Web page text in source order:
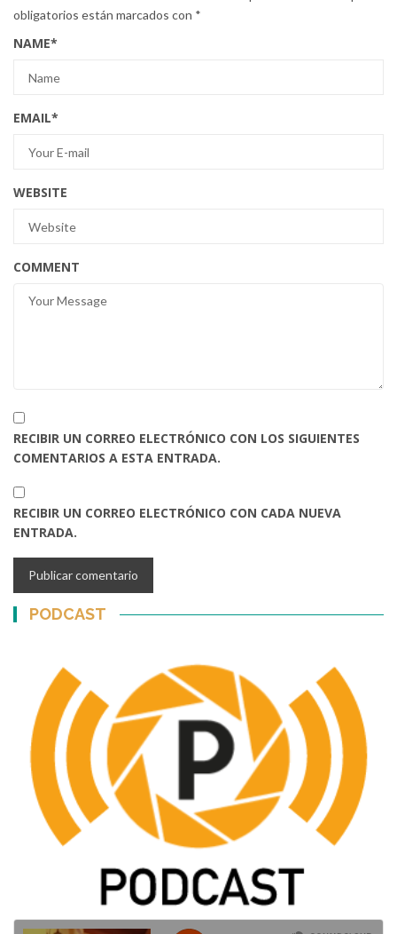
obligatorios están marcados con *
NAME*
EMAIL*
WEBSITE
COMMENT
RECIBIR UN CORREO ELECTRÓNICO CON LOS SIGUIENTES
COMENTARIOS A ESTA ENTRADA.
RECIBIR UN CORREO ELECTRÓNICO CON CADA NUEVA
ENTRADA.
PODCAST